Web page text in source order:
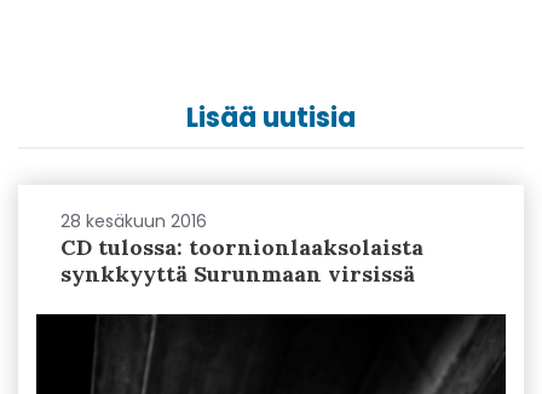
Lisää uutisia
28 kesäkuun 2016
CD tulossa: toornionlaaksolaista
synkkyyttä Surunmaan virsissä